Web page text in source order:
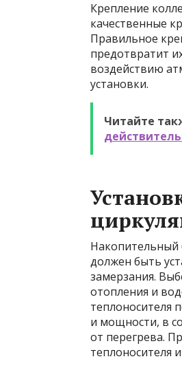
Крепление
качественные
Правильное
предотвратит
воздействию
установки.
Читайте
Накопительный
должен быть
замерзания.
отопления и
теплоносителя
и мощности, в
от перегрева.
теплоносителя